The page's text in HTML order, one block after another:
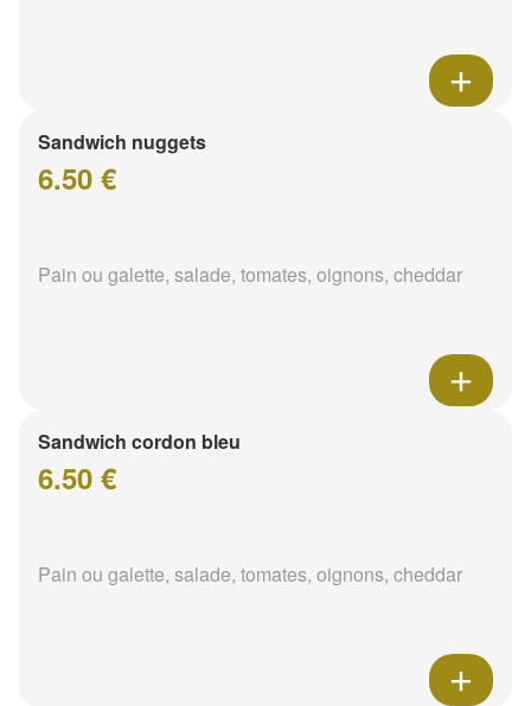
Sandwich nuggets
6.50 €
Pain ou galette, salade, tomates, oignons, cheddar
Sandwich cordon bleu
6.50 €
Pain ou galette, salade, tomates, oignons, cheddar